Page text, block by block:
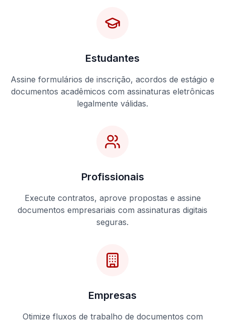
Estudantes
Assine formulários de inscrição, acordos de estágio e
documentos acadêmicos com assinaturas eletrônicas
legalmente válidas.
Profissionais
Execute contratos, aprove propostas e assine
documentos empresariais com assinaturas digitais
seguras.
Empresas
Otimize fluxos de trabalho de documentos com